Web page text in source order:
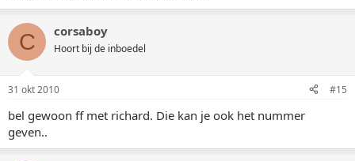
C corsaboy
Hoort bij de inboedel
31 okt 2010 #15
bel gewoon ff met richard. Die kan je ook het nummer
geven..